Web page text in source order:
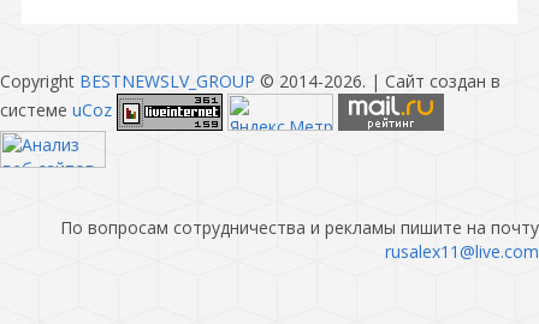
Copyright BESTNEWSLV_GROUP © 2014-2026. | Сайт создан в
системе uCoz
По вопросам сотрудничества и рекламы пишите на почту
rusalex11@live.com